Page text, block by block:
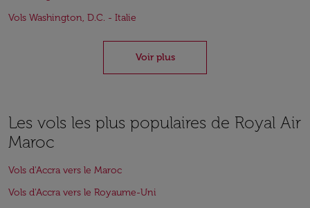
Vols Washington, D.C. - Italie
Voir plus
Les vols les plus populaires de Royal Air
Maroc
Vols d'Accra vers le Maroc
Vols d'Accra vers le Royaume-Uni